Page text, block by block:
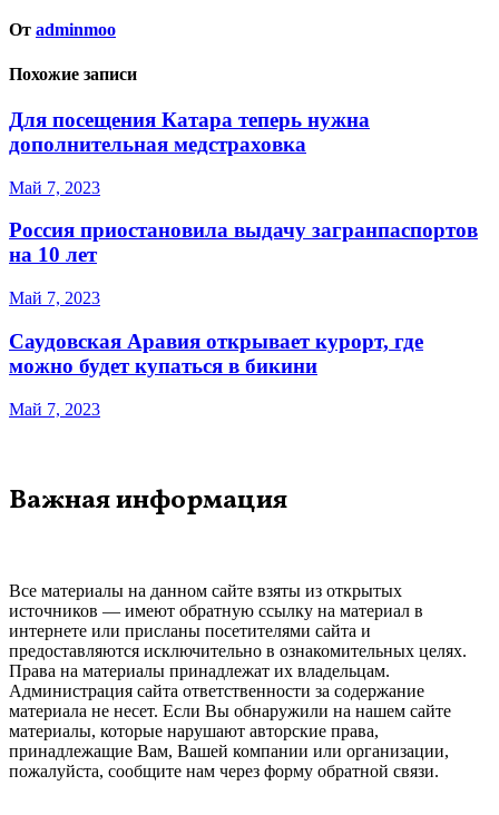
От adminmoo
Похожие записи
Для посещения Катара теперь нужна
дополнительная медстраховка
Май 7, 2023
Россия приостановила выдачу загранпаспортов
на 10 лет
Май 7, 2023
Саудовская Аравия открывает курорт, где
можно будет купаться в бикини
Май 7, 2023
Важная информация
Все материалы на данном сайте взяты из открытых
источников — имеют обратную ссылку на материал в
интернете или присланы посетителями сайта и
предоставляются исключительно в ознакомительных целях.
Права на материалы принадлежат их владельцам.
Администрация сайта ответственности за содержание
материала не несет. Если Вы обнаружили на нашем сайте
материалы, которые нарушают авторские права,
принадлежащие Вам, Вашей компании или организации,
пожалуйста, сообщите нам через форму обратной связи.